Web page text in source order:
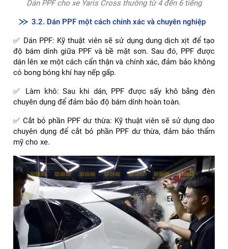
Dán PPF cho xe Yaris Cross thường từ 4 đến 6 tiếng
3.2. Dán PPF một cách chính xác và chuyên nghiệp
✅ Dán PPF: Kỹ thuật viên sẽ sử dụng dung dịch xịt để tạo
độ bám dính giữa PPF và bề mặt sơn. Sau đó, PPF được
dán lên xe một cách cẩn thận và chính xác, đảm bảo không
có bong bóng khí hay nếp gấp.
✅ Làm khô: Sau khi dán, PPF được sấy khô bằng đèn
chuyên dụng để đảm bảo độ bám dính hoàn toàn.
✅ Cắt bỏ phần PPF dư thừa: Kỹ thuật viên sẽ sử dụng dao